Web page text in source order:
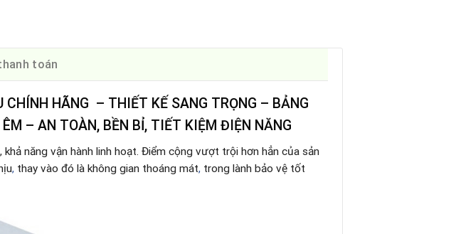
toán
HÃNG – THIẾT KẾ SANG TRỌNG – BẢNG
ÊM – AN TOÀN, BỀN BỈ, TIẾT KIỆM ĐIỆN NĂNG
năng vận hành linh hoạt. Điểm cộng vượt trội hơn hẳn của sản
, thay vào đó là không gian thoáng mát, trong lành bảo vệ tốt